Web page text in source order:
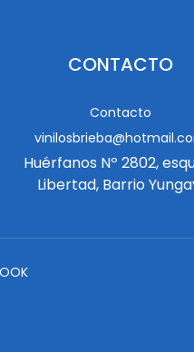
CONTACTO
Contacto
Huérfanos Nº 2802,
Libertad, Barrio